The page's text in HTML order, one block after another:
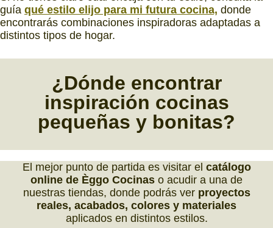
guía qué estilo elijo para mi futura cocina, donde
encontrarás combinaciones inspiradoras adaptadas a
distintos tipos de hogar.
¿Dónde encontrar
inspiración cocinas
pequeñas y bonitas?
El mejor punto de partida es visitar el catálogo
online de Èggo Cocinas o acudir a una de
nuestras tiendas, donde podrás ver proyectos
reales, acabados, colores y materiales
aplicados en distintos estilos.